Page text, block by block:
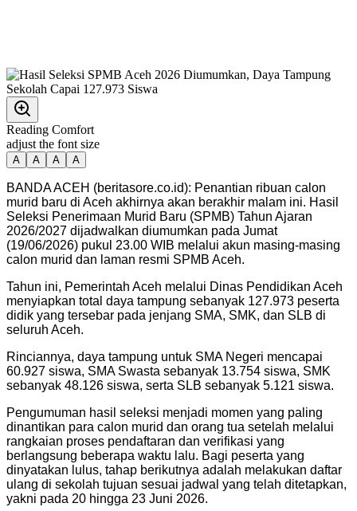
Reading Comfort
adjust the font size
A A A A
BANDA ACEH (beritasore.co.id): Penantian ribuan calon
murid baru di Aceh akhirnya akan berakhir malam ini. Hasil
Seleksi Penerimaan Murid Baru (SPMB) Tahun Ajaran
2026/2027 dijadwalkan diumumkan pada Jumat
(19/06/2026) pukul 23.00 WIB melalui akun masing-masing
calon murid dan laman resmi SPMB Aceh.
Tahun ini, Pemerintah Aceh melalui Dinas Pendidikan Aceh
menyiapkan total daya tampung sebanyak 127.973 peserta
didik yang tersebar pada jenjang SMA, SMK, dan SLB di
seluruh Aceh.
Rinciannya, daya tampung untuk SMA Negeri mencapai
60.927 siswa, SMA Swasta sebanyak 13.754 siswa, SMK
sebanyak 48.126 siswa, serta SLB sebanyak 5.121 siswa.
Pengumuman hasil seleksi menjadi momen yang paling
dinantikan para calon murid dan orang tua setelah melalui
rangkaian proses pendaftaran dan verifikasi yang
berlangsung beberapa waktu lalu. Bagi peserta yang
dinyatakan lulus, tahap berikutnya adalah melakukan daftar
ulang di sekolah tujuan sesuai jadwal yang telah ditetapkan,
yakni pada 20 hingga 23 Juni 2026.